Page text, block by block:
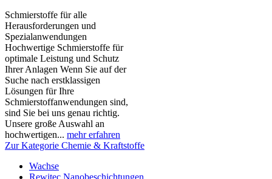
Schmierstoffe für alle
Herausforderungen und
Spezialanwendungen
Hochwertige Schmierstoffe für
optimale Leistung und Schutz
Ihrer Anlagen Wenn Sie auf der
Suche nach erstklassigen
Lösungen für Ihre
Schmierstoffanwendungen sind,
sind Sie bei uns genau richtig.
Unsere große Auswahl an
hochwertigen... mehr erfahren
Zur Kategorie Chemie & Kraftstoffe
Wachse
Rewitec Nanobeschichtungen